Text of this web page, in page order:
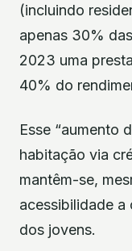
(incluindo
apenas 30%
2023 uma
40% do
Esse “aumento
habitação via
mantêm-se,
acessibilidade a
dos jovens.